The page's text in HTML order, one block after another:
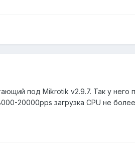
под Mikrotik v2.9.7. Так у него
20000pps загрузка CPU не